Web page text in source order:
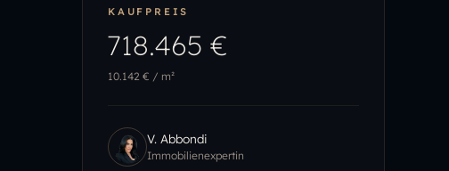
KAUFPREIS
718.465 €
10.142 € / m²
V. Abbondi
Immobilienexpertin